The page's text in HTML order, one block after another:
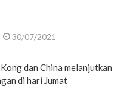
30/07/2021
dan China melanjutkan
di hari Jumat